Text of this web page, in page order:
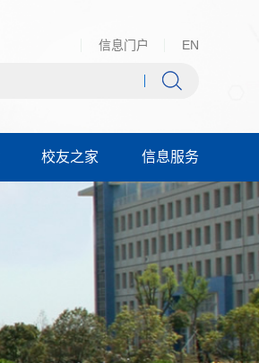
信息门户 EN
校友之家 信息服务